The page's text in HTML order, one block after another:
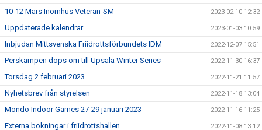
10-12 Mars Inomhus Veteran-SM 2023-02-10 12:32
Uppdaterade kalendrar 2023-01-03 10:59
Inbjudan Mittsvenska Friidrottsförbundets IDM 2022-12-07 15:51
Perskampen döps om till Upsala Winter Series 2022-11-30 16:37
Torsdag 2 februari 2023 2022-11-21 11:57
Nyhetsbrev från styrelsen 2022-11-18 13:04
Mondo Indoor Games 27-29 januari 2023 2022-11-16 11:25
Externa bokningar i friidrottshallen 2022-11-08 13:12